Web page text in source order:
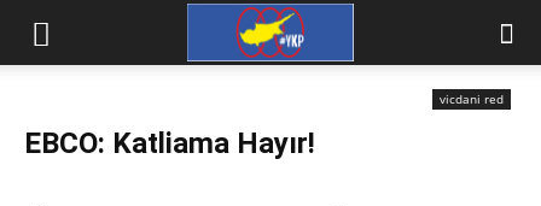
vicdani red
EBCO: Katliama Hayır!